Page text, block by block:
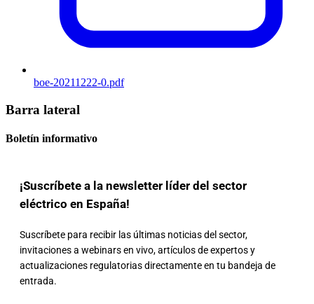
boe-20211222-0.pdf
Barra lateral
Boletín informativo
¡Suscríbete a la newsletter líder del sector
eléctrico en España!
Suscríbete para recibir las últimas noticias del sector,
invitaciones a webinars en vivo, artículos de expertos y
actualizaciones regulatorias directamente en tu bandeja de
entrada.